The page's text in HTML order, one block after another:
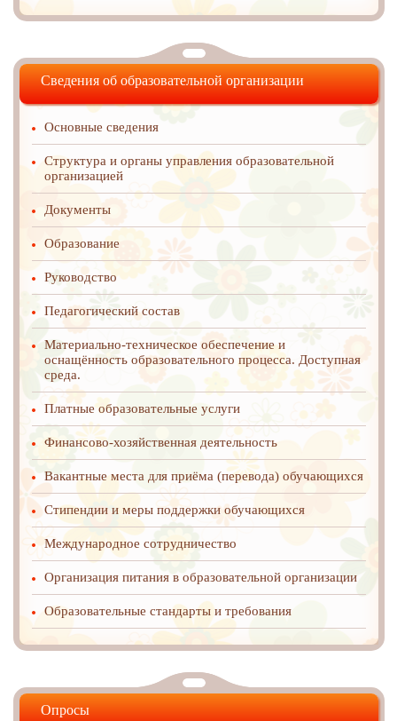
Сведения об образовательной организации
Основные сведения
Структура и органы управления образовательной
организацией
Документы
Образование
Руководство
Педагогический состав
Материально-техническое обеспечение и
оснащённость образовательного процесса. Доступная
среда.
Платные образовательные услуги
Финансово-хозяйственная деятельность
Вакантные места для приёма (перевода) обучающихся
Стипендии и меры поддержки обучающихся
Международное cотрудничество
Организация питания в образовательной организации
Образовательные стандарты и требования
Опросы